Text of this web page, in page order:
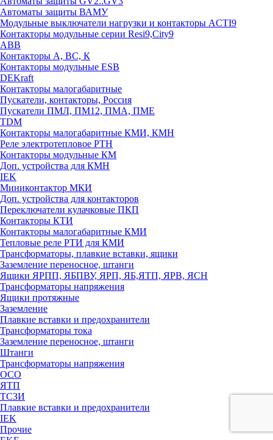
Автоматы защиты ВАМУ
Модульные выключатели нагрузки и контакторы ACTI9
Контакторы модульные серии Resi9,City9
ABB
Контакторы А, ВС, К
Контакторы модульные ESB
DEKraft
Контакторы малогабаритные
Пускатели, контакторы, Россия
Пускатели ПМЛ, ПМ12, ПМА, ПМЕ
TDM
Контакторы малогабаритные КМИ, КМН
Реле электротепловое РТН
Контакторы модульные КМ
Доп. устройства для КМН
IEK
Миниконтактор МКИ
Доп. устройства для контакторов
Переключатели кулачковые ПКП
Контакторы КТИ
Контакторы малогабаритные КМИ
Тепловые реле РTИ для КМИ
Трансформаторы, плавкие вставки, ящики
Заземление переносное, штанги
Ящики ЯРПП, ЯБПВУ, ЯРП, ЯБ,ЯТП, ЯРВ, ЯСН
Трансформаторы напряжения
Ящики протяжные
Заземление
Плавкие вставки и предохранители
Трансформаторы тока
Заземление переносное, штанги
Штанги
Трансформаторы напряжения
ОСО
ЯТП
ТСЗИ
Плавкие вставки и предохранители
IEK
Прочие